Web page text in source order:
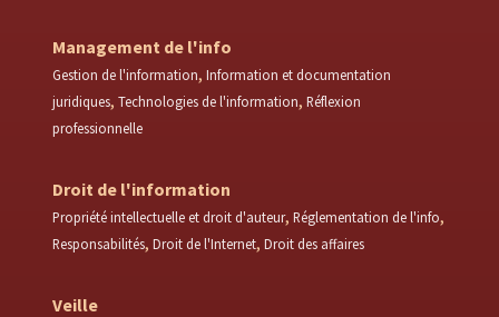
Management de l'info
Gestion de l'information Information et documentation
juridiques Technologies de l'information Réflexion
professionnelle
Droit de l'information
Propriété intellectuelle et droit d'auteur Réglementation de l'info
Responsabilités Droit de l'Internet Droit des affaires
Veille